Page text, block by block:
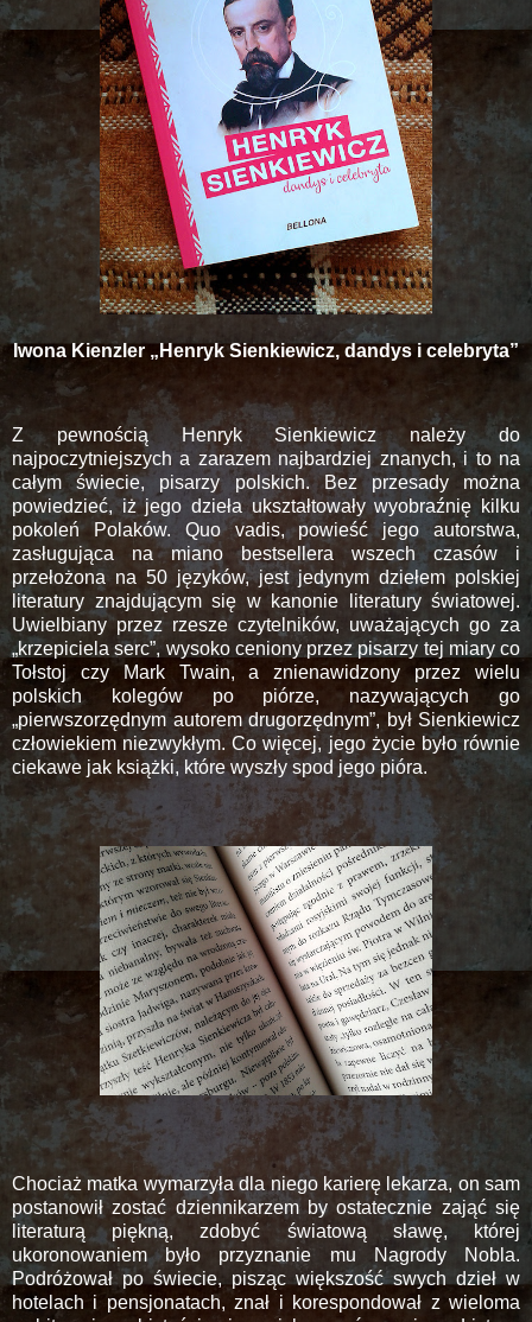
Iwona Kienzler „Henryk Sienkiewicz, dandys i celebryta”
Z pewnością Henryk Sienkiewicz należy do
najpoczytniejszych a zarazem najbardziej znanych, i to na
całym świecie, pisarzy polskich. Bez przesady można
powiedzieć, iż jego dzieła ukształtowały wyobraźnię kilku
pokoleń Polaków. Quo vadis, powieść jego autorstwa,
zasługująca na miano bestsellera wszech czasów i
przełożona na 50 języków, jest jedynym dziełem polskiej
literatury znajdującym się w kanonie literatury światowej.
Uwielbiany przez rzesze czytelników, uważających go za
„krzepiciela serc”, wysoko ceniony przez pisarzy tej miary co
Tołstoj czy Mark Twain, a znienawidzony przez wielu
polskich kolegów po piórze, nazywających go
„pierwszorzędnym autorem drugorzędnym”, był Sienkiewicz
człowiekiem niezwykłym. Co więcej, jego życie było równie
ciekawe jak książki, które wyszły spod jego pióra.
Chociaż matka wymarzyła dla niego karierę lekarza, on sam
postanowił zostać dziennikarzem by ostatecznie zająć się
literaturą piękną, zdobyć światową sławę, której
ukoronowaniem było przyznanie mu Nagrody Nobla.
Podróżował po świecie, pisząc większość swych dzieł w
hotelach i pensjonatach, znał i korespondował z wieloma